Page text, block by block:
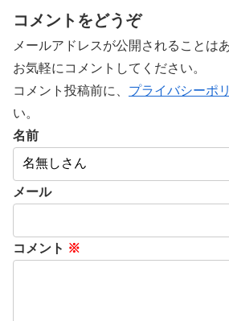
コメントをどうぞ
メールアドレスが公開されることは
お気軽にコメントしてください。
コメント投稿前に、 プライバシーポ
い。
名前
メール
コメント ※